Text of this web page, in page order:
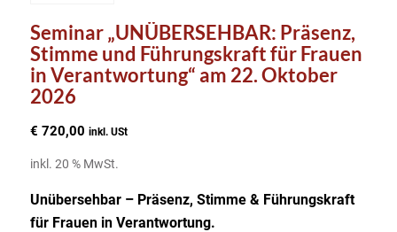
Seminar „UNÜBERSEHBAR: Präsenz,
Stimme und Führungskraft für Frauen
in Verantwortung“ am 22. Oktober
2026
€ 720,00 inkl. USt
inkl. 20 % MwSt.
Unübersehbar – Präsenz, Stimme & Führungskraft
für Frauen in Verantwortung.